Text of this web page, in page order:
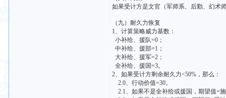
如果受计方是文官（军师系、后勤、幻术
（九）耐久力恢复
1、计算策略威力基数：
小补给、援队=0；
中补给、援部=1；
大补给、援军=2；
全补给、援国=3。
2、如果受计方剩余耐久力<50%，那么：
2.0、行动价值=30。
2.1、如果不是全补给或援国，期望值=